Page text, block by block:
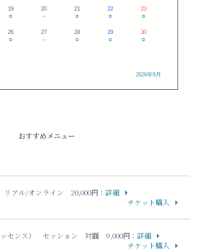
19
○
20
－
21
○
22
○
23
○
26
○
27
－
28
○
29
○
30
○
2026年9月
おすすめメニュー
リアル/オンライン 20,000円 ：詳細
チケット購入
ッセンス） セッション 対面 9,000円 ：詳細
チケット購入